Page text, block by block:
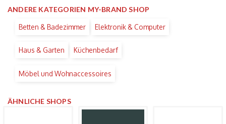
ANDERE KATEGORIEN MY-BRAND SHOP
Betten & Badezimmer Elektronik & Computer
Haus & Garten Küchenbedarf
Möbel und Wohnaccessoires
ÄHNLICHE SHOPS